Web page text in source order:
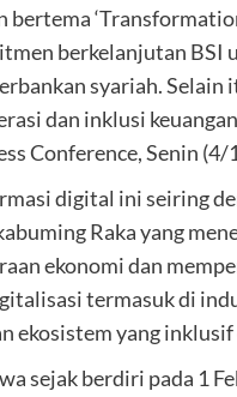
bertema
berkelanjutan
syariah.
dan inklusi
Conference, Senin (4/
digital ini seiring
Raka yang
ekonomi dan
termasuk di
ekosistem yang
sejak berdiri pada 1